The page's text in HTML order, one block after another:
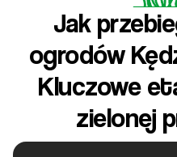
Jak
ogrodów
Kluczowe
zielonej